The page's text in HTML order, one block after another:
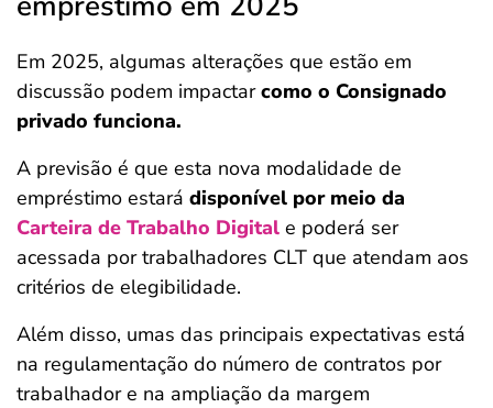
Em 2025, algumas alterações que estão em
discussão podem impactarcomo o Consignado
privado funciona.
A previsão é que esta nova modalidade de
empréstimo estará disponível por meio da
Carteira de Trabalho Digital e poderá ser
acessada por trabalhadores CLT que atendam aos
critérios de elegibilidade.
Além disso, umas das principais expectativas está
na regulamentação do número de contratos por
trabalhador e na ampliação da margem